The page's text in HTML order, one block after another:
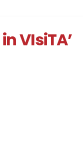
in VIsiTA’